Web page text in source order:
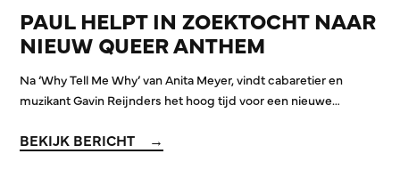
PAUL HELPT IN ZOEKTOCHT NAAR
NIEUW QUEER ANTHEM
Na ‘Why Tell Me Why’ van Anita Meyer, vindt cabaretier en
muzikant Gavin Reijnders het hoog tijd voor een nieuwe…
BEKIJK BERICHT